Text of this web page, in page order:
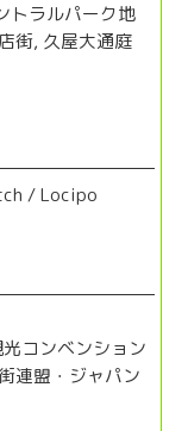
トラルパーク地
街, 久屋大通庭
/ Locipo
コンベンション
連盟・ ジャパン